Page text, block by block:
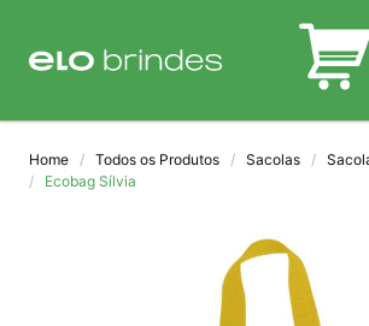
BLOG
Home Todos os Produtos Sacolas
Ecobag Sílvia